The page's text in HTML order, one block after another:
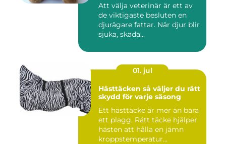
Att välja veterinär är ett av
de viktigaste besluten en
djurägare fattar. När djur blir
sjuka, skada...
01. jul
Hästtäcken så väljer du rätt
skydd för varje säsong
Ett hästtäcke är mer än bara
ett plagg. Rätt täcke hjälper
hästen att hålla en jämn
kroppstemperatur...